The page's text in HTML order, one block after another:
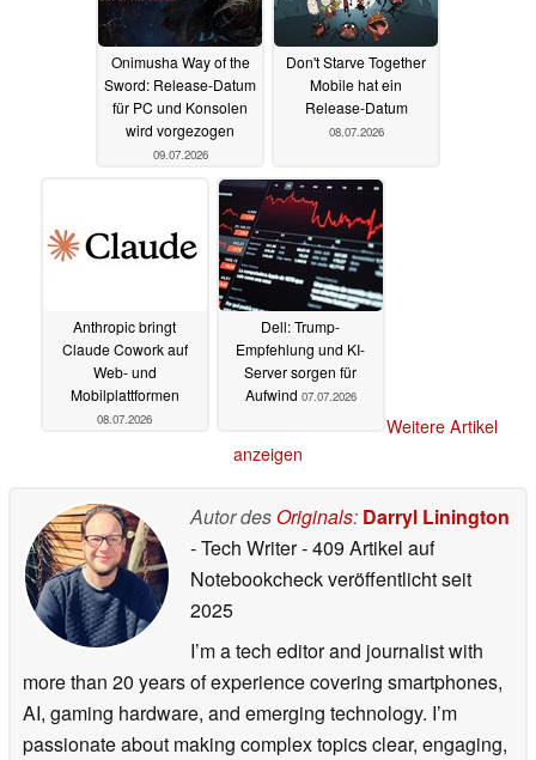
Onimusha Way of the
Sword: Release-Datum
für PC und Konsolen
wird vorgezogen
09.07.2026
Don't Starve Together
Mobile hat ein
Release-Datum
08.07.2026
Anthropic bringt
Claude Cowork auf
Web- und
Mobilplattformen
08.07.2026
Dell: Trump-
Empfehlung und KI-
Server sorgen für
Aufwind 07.07.2026
Weitere Artikel
anzeigen
Autor des Originals: Darryl Linington
- Tech Writer- 409 Artikel auf
Notebookcheck veröffentlichtseit
2025
I’m a tech editor and journalist with
more than 20 years of experience covering smartphones,
AI, gaming hardware, and emerging technology. I’m
passionate about making complex topics clear, engaging,